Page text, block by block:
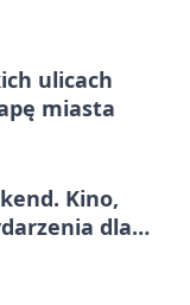
ulicach
miasta
Kino,
dla